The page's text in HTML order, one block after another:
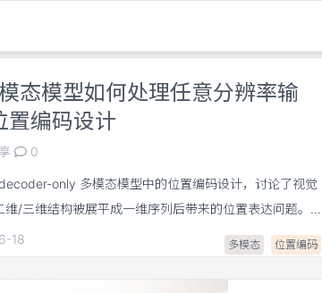
态模型如何处理任意分辨率输
置编码设计
0
only 多模态模型中的位置编码设计，讨论了视觉
/三维结构被展平成一维序列后带来的位置表达问题。
RoPE 的优势是简单、兼容预训练 LLM，但它会把图像中的
系压缩到一维序列距离中。对于任意分辨率输入，同样的
置可能对应不同的一维相对距离，这会增加模型学习空间
18 多模态 位置编码